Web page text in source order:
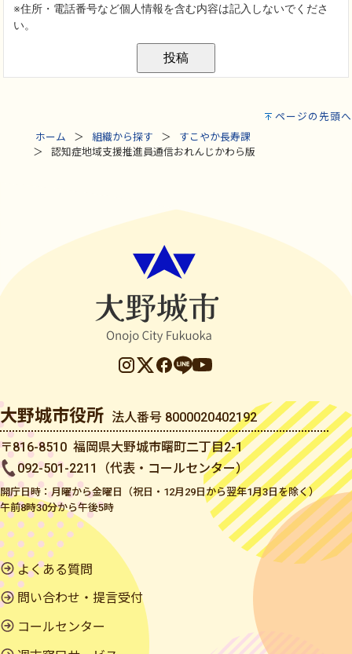
ページの先頭へ
ホーム
組織から探す
すこやか長寿課
認知症地域支援推進員通信おれんじかわら版
大野城市役所 法人番号 8000020402192
〒816-8510 福岡県大野城市曙町二丁目2-1
092-501-2211（代表・コールセンター）
開庁日時：月曜から金曜日（祝日・12月29日から翌年1月3日を除く）
午前8時30分から午後5時
よくある質問
問い合わせ・提言受付
コールセンター